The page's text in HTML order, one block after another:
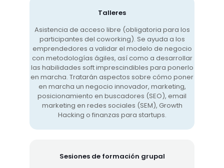
Talleres
Asistencia de acceso libre (obligatoria para los
participantes del coworking). Se ayuda a los
emprendedores a validar el modelo de negocio
con metodologías ágiles, así como a desarrollar
las habilidades soft imprescindibles para ponerlo
en marcha. Tratarán aspectos sobre cómo poner
en marcha un negocio innovador, marketing,
posicionamiento en buscadores (SEO), email
marketing en redes sociales (SEM), Growth
Hacking o finanzas para startups.
Sesiones de formación grupal